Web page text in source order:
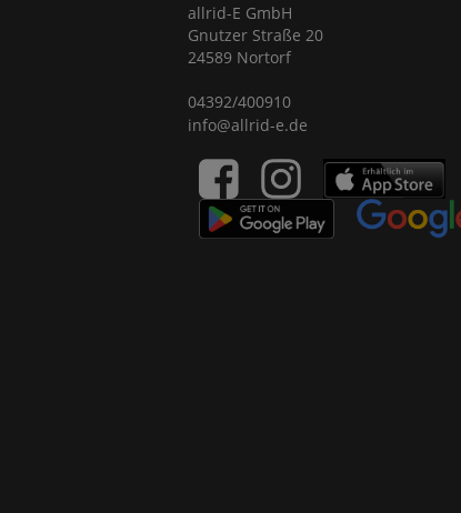
allrid-E GmbH
Gnutzer Straße 20
24589 Nortorf
04392/400910
info@allrid-e.de